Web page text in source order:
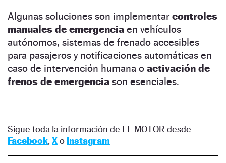
Algunas soluciones son implementar controles
manuales de emergencia en vehículos
autónomos, sistemas de frenado accesibles
para pasajeros y notificaciones automáticas en
caso de intervención humana o activación de
frenos de emergencia son esenciales.
Sigue toda la información de EL MOTOR desde
Facebook, Xo Instagram